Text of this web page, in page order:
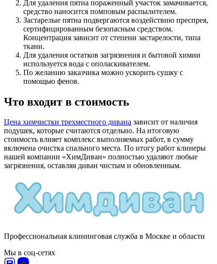
Для удаления пятна пораженный участок замачивается,
средство наносится помповым распылителем.
Застарелые пятна подвергаются воздействию преспрея,
сертифицированным безопасным средством.
Концентрация зависит от степени застарелости, типа
ткани.
Для удаления остатков загрязнения и бытовой химии
используется вода с ополаскивателем.
По желанию заказчика можно ускорить сушку с
помощью фенов.
Что входит в стоимость
Цена химчистки трехместного дивана зависит от наличия
подушек, которые считаются отдельно. На итоговую
стоимость влияет комплекс выполняемых работ, в сумму
включена очистка спального места. По итогу работ клинеры
нашей компании «ХимДиван» полностью удаляют любые
загрязнения, оставляя диван чистым и обновленным.
Профессиональная клининговая служба в Москве и области
Мы в соц-сетях